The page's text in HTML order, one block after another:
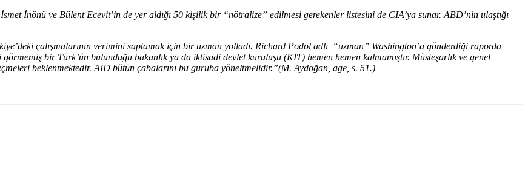
İnönü ve Bülent Ecevit’in de yer aldığı 50 kişilik bir “nötralize” edilmesi gerekenler listesini de CIA’ya sunar. ABD’nin ulaştığı
çalışmalarının verimini saptamak için bir uzman yolladı. Richard Podol adlı “uzman” Washington’a gönderdiği raporda
bir Türk’ün bulunduğu bakanlık ya da iktisadi devlet kuruluşu (KIT) hemen hemen kalmamıştır. Müsteşarlık ve genel
beklenmektedir. AID bütün çabalarını bu guruba yöneltmelidir.”(M. Aydoğan, age, s. 51.)